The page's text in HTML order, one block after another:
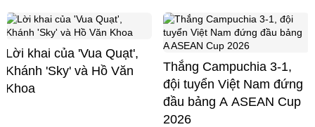
Lời khai của 'Vua Quạt',
Khánh 'Sky' và Hồ Văn
Khoa
Thắng Campuchia 3-1,
đội tuyển Việt Nam đứng
đầu bảng A ASEAN Cup
2026